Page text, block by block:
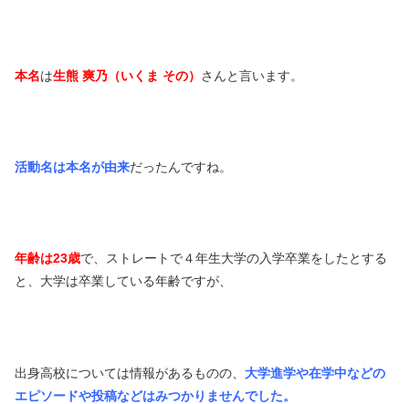
本名は生熊 爽乃（いくま その） さんと言います。
活動名は本名が由来だったんですね。
年齢は23歳で、ストレートで４年生大学の入学卒業をしたとする
と、大学は卒業している年齢ですが、
出身高校については情報があるものの、 大学進学や在学中などの
エピソードや投稿などはみつかりませんでした。